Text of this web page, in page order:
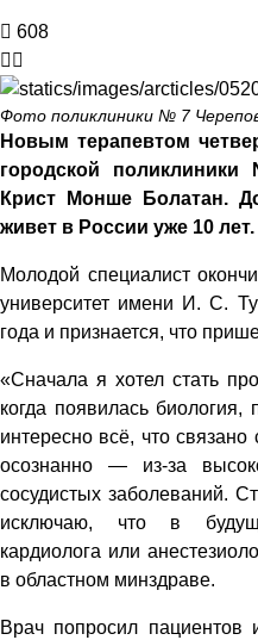
608
Фото поликлиники № 7
Новым терапевтом
городской
Крист Монше Болатан.
живет в России уже 10 лет.
Молодой специалист
университет имени И. С.
года и признается, что
«Сначала я хотел стать
когда появилась
интересно всё, что
осознанно — из-за
сосудистых заболеваний.
исключаю, что в
кардиолога или
в областном минздраве.
Врач попросил пациентов